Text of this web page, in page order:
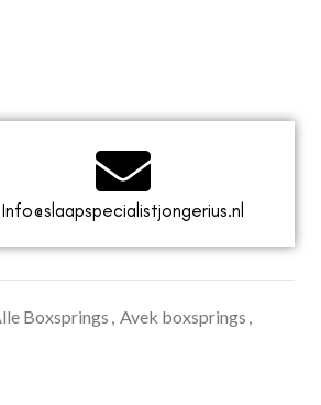
Info@slaapspecialistjongerius.nl
Boxsprings , Avek boxsprings ,